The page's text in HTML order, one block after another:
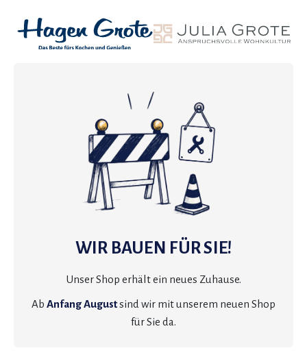
WIR BAUEN FÜR SIE!
Unser Shop erhält ein neues Zuhause.
Ab Anfang Augustsind wir mit unserem neuen Shop
für Sie da.